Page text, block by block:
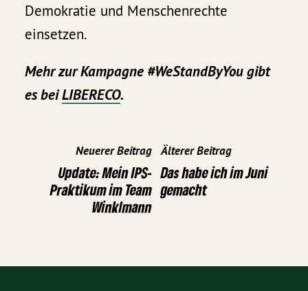
Demokratie und Menschenrechte
einsetzen.
Mehr zur Kampagne #WeStandByYou gibt
es beiLIBERECO.
Neuerer Beitrag
Update: Mein IPS-
Praktikum im Team
Winklmann
Älterer Beitrag
Das habe ich im Juni
gemacht